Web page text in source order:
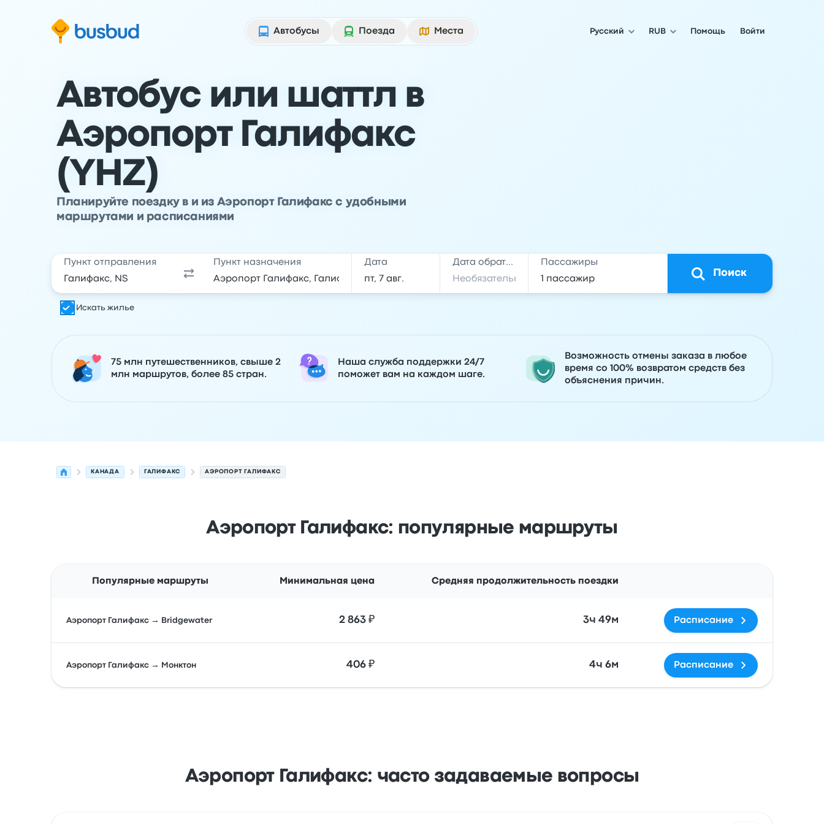
Автобусы
Поезда Места Русский RUB Помощь Войти
Автобус или шаттл в
Аэропорт Галифакс
(YHZ)
Планируйте поездку в и из Аэропорт Галифакс с удобными
маршрутами и расписаниями
Пункт отправления Пункт назначения Дата Дата обратной поездки Пассажиры
Поиск
Искать жилье
75 млн путешественников, свыше 2
млн маршрутов, более 85 стран.
Наша служба поддержки 24/7
поможет вам на каждом шаге.
Возможность отмены заказа в любое
время со 100% возвратом средств без
объяснения причин.
КАНАДА ГАЛИФАКС АЭРОПОРТ ГАЛИФАКС
Аэропорт Галифакс: популярные маршруты
Популярные маршруты Минимальная цена Средняя продолжительность поездки
Аэропорт Галифакс → Bridgewater 2 863 ₽ 3ч 49м Расписание
Аэропорт Галифакс → Монктон 406 ₽ 4ч 6м Расписание
Аэропорт Галифакс: часто задаваемые вопросы